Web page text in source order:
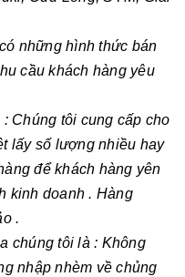
những hình thức bán
cầu khách hàng yêu
tôi cung cấp cho
lấy số lượng nhiều hay
để khách hàng yên
kinh doanh . Hàng
.
tôi là : Không
nhập nhèm về chủng